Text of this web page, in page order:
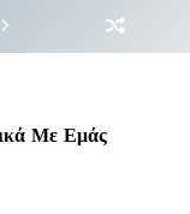
Με Εμάς